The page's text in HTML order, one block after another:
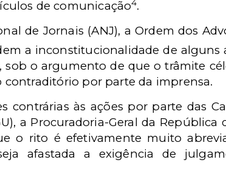
de comunicação4.
de Jornais (ANJ), a Ordem dos
a inconstitucionalidade de alguns
sob o argumento de que o trâmite
contraditório por parte da imprensa.
contrárias às ações por parte das
a Procuradoria-Geral da
o rito é efetivamente muito
afastada a exigência de